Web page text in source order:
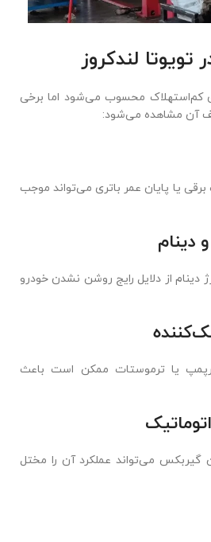
تویوتا لندکروز
کم‌استهلاک محسوب می‌شود اما برخی
آن مشاهده می‌شود:
برقی یا پایان عمر باتری می‌تواند موجب
دینام
دینام از دلایل رایج روشن نشدن خودرو
یا ترموستات ممکن است باعث
می‌تواند عملکرد آن را مختل